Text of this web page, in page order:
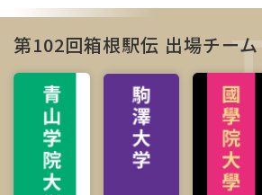
第102回箱根駅伝 出場チーム